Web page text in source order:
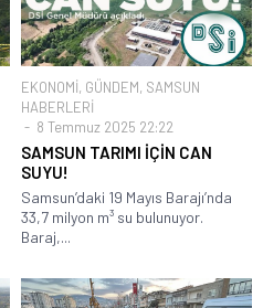
EKONOMİ, GÜNDEM, SAMSUN
HABERLERİ
8 Temmuz 2025 22:22
SAMSUN TARIMI İÇİN CAN
SUYU!
Samsun’daki 19 Mayıs Barajı’nda
33,7 milyon m³ su bulunuyor.
Baraj,...